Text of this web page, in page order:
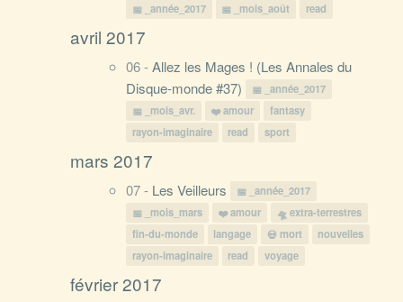
_année_2017 _mois_août read
avril 2017
06 -Allez les Mages ! (Les Annales du
Disque-monde #37)
_année_2017
_mois_avr.
amour
fantasy
rayon-imaginaire
read sport
mars 2017
07 - Les Veilleurs
_année_2017
_mois_mars
amour
extra-terrestres
fin-du-monde
langage mort
nouvelles
rayon-imaginaire
read voyage
février 2017